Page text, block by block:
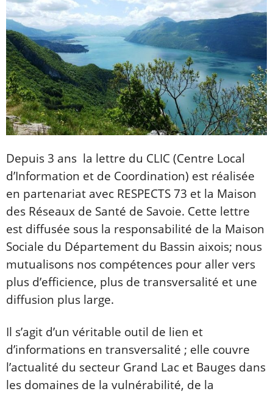
Depuis 3 ans la lettre du CLIC (Centre Local
d’Information et de Coordination) est réalisée
en partenariat avec RESPECTS 73 et la Maison
des Réseaux de Santé de Savoie. Cette lettre
est diffusée sous la responsabilité de la Maison
Sociale du Département du Bassin aixois; nous
mutualisons nos compétences pour aller vers
plus d’efficience, plus de transversalité et une
diffusion plus large.
Il s’agit d’un véritable outil de lien et
d’informations en transversalité ; elle couvre
l’actualité du secteur Grand Lac et Bauges dans
les domaines de la vulnérabilité, de la